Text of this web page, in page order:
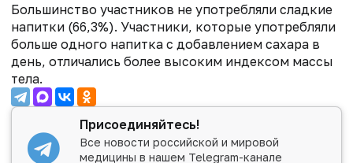
Большинство участников не употребляли сладкие
напитки (66,3%). Участники, которые употребляли
больше одного напитка с добавлением сахара в
день, отличались более высоким индексом массы
тела.
Присоединяйтесь!
Все новости российской и мировой
медицины в нашем Telegram-канале